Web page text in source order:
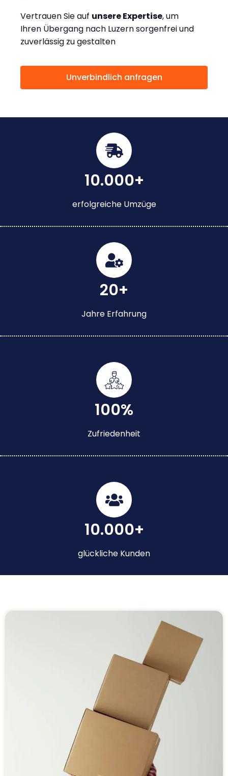
Vertrauen Sie auf unsere Expertise, um
Ihren Übergang nach Luzern sorgenfrei und
zuverlässig zu gestalten
Unverbindlich anfragen
10.000+
erfolgreiche Umzüge
20+
Jahre Erfahrung
100%
Zufriedenheit
10.000+
glückliche Kunden